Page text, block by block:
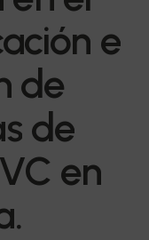
e
de
de
en